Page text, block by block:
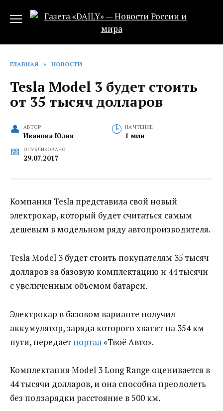
ГЛАВНАЯ » НОВОСТИ
Tesla Model 3 будет стоить
от 35 тысяч долларов
АВТОР
Иванова Юлия
НА ЧТЕНИЕ
1 мин
ОПУБЛИКОВАНО
29.07.2017
Компания Tesla представила свой новый
электрокар, который будет считаться самым
дешевым в модельном ряду автопроизводителя.
Tesla Model 3 будет стоить покупателям 35 тысяч
долларов за базовую комплектацию и 44 тысячи
с увеличенным объемом батареи.
Электрокар в базовом варианте получил
аккумулятор, заряда которого хватит на 354 км
пути, передает портал«Твоё Авто».
Комплектация Model 3 Long Range оценивается в
44 тысячи долларов, и она способна преодолеть
без подзарядки расстояние в 500 км.